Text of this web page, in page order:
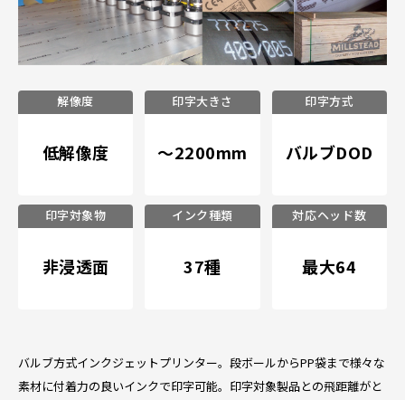
解像度
低解像度
印字大きさ
～2200mm
印字方式
バルブDOD
印字対象物
非浸透面
インク種類
37種
対応ヘッド数
最大64
バルブ方式インクジェットプリンター。段ボールからPP袋まで様々な
素材に付着力の良いインクで印字可能。印字対象製品との飛距離がと